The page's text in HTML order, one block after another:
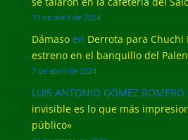
13 de abril de 2024
Dámasoen Derrota para Chuchi
estreno en el banquillo del
7 de abril de 2024
LUIS ANTONIO GÓMEZ ROMERO
invisible es lo que más
público»